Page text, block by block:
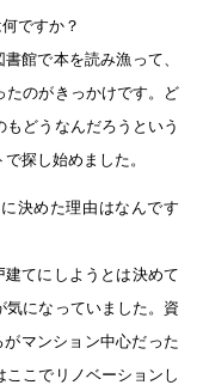
ですか？
館で本を読み漁って、
たのがきっかけです。ど
どうなんだろうという
探し始めました。
決めた理由はなんです
てにしようとは決めて
気になっていました。資
マンション中心だった
こでリノベーションし